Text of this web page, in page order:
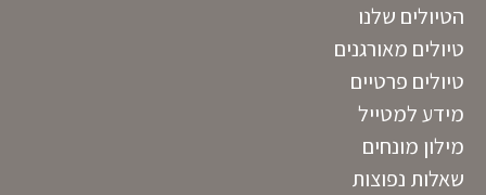
הטיולים שלנו
טיולים מאורגנים
טיולים פרטיים
מידע למטייל
מילון מונחים
שאלות נפוצות